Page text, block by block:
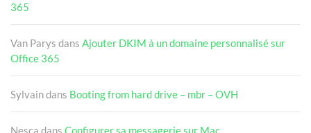
365
Van Parys dans Ajouter DKIM à un domaine personnalisé sur
Office 365
Sylvaindans Booting from hard drive – mbr – OVH
Nesca dans Configurer sa messagerie sur Mac